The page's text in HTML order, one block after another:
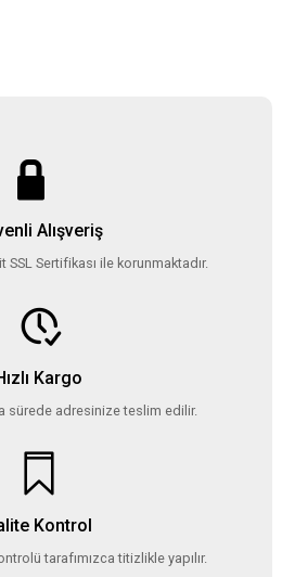
Alışveriş
Sertifikası ile korunmaktadır.
Kargo
sürede adresinize teslim edilir.
Kontrol
tarafımızca titizlikle yapılır.